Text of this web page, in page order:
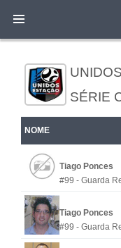
SÉRIE
NOME
Tiago Ponces
#99 - Guarda
Tiago Ponces
#99 - Guarda